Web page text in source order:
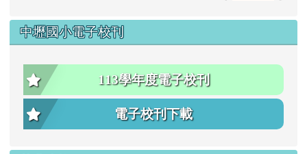
中壢國小電子校刊
113學年度電子校刊
電子校刊下載